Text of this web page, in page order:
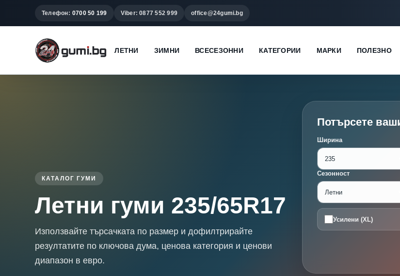
Телефон: 0700 50 199 Viber: 0877 552 999 office@24gumi.bg
ЛЕТНИ ЗИМНИ ВСЕСЕЗОННИ КАТЕГОРИИ МАРКИ ПОЛЕЗНО
КАТАЛОГ ГУМИ
Летни гуми 235/65R17
Използвайте търсачката по размер и дофилтрирайте
резултатите по ключова дума, ценова категория и ценови
диапазон в евро.
Потърсете
Ширина
Сезонност
Усилени (XL)